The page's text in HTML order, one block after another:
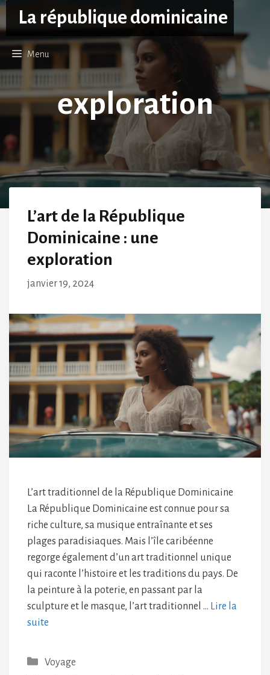
Aller
contenu
La république dominicaine
Menu
exploration
L’art de la République
Dominicaine : une
exploration
janvier 19, 2024
L’art traditionnel de la République Dominicaine
La République Dominicaine est connue pour sa
riche culture, sa musique entraînante et ses
plages paradisiaques. Mais l’île caribéenne
regorge également d’un art traditionnel unique
qui raconte l’histoire et les traditions du pays. De
la peinture à la poterie, en passant par la
sculpture et le masque, l’art traditionnel … Lire la
suite
Catégories
Voyage